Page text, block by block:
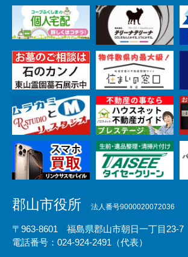
郡山市役所 法人番号9000020072036
〒963-8601 福島県郡山市朝日一丁目23-7
電話番号：024-924-2491（代表）